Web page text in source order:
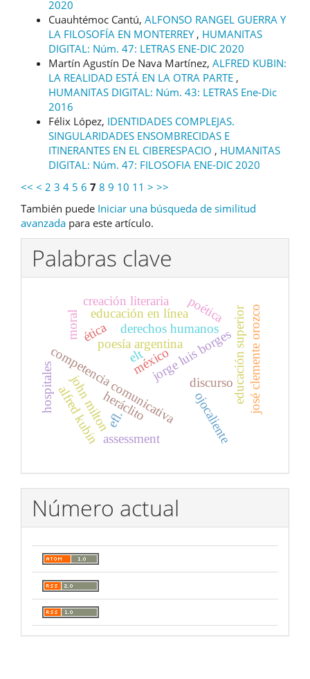
2020
Cuauhtémoc Cantú, ALFONSO RANGEL GUERRA Y
LA FILOSOFÍA EN MONTERREY , HUMANITAS
DIGITAL: Núm. 47: LETRAS ENE-DIC 2020
Martín Agustín De Nava Martínez, ALFRED KUBIN:
LA REALIDAD ESTÁ EN LA OTRA PARTE ,
HUMANITAS DIGITAL: Núm. 43: LETRAS Ene-Dic
2016
Félix López, IDENTIDADES COMPLEJAS.
SINGULARIDADES ENSOMBRECIDAS E
ITINERANTES EN EL CIBERESPACIO , HUMANITAS
DIGITAL: Núm. 47: FILOSOFIA ENE-DIC 2020
<< < 2 3 4 5 6 7 8 9 10 11 > >>
También puede Iniciar una búsqueda de similitud
avanzada para este artículo.
Palabras clave
discurso
competencia comunicativa educación superior
jorge luis borges
heráclito
john milton
poesía argentina
derechos humanos
ética
moral
méxico
alfred kubinassessment
elt
efl.
educación en línea josé clemente orozco
ojocaliente
hospitales
poética
creación literaria
Número actual